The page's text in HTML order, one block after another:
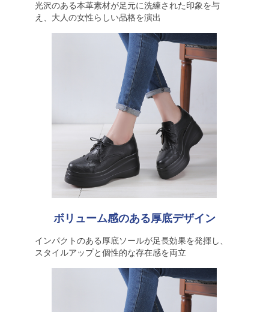
光沢のある本革素材が足元に洗練された印象を与
え、大人の女性らしい品格を演出
ボリューム感のある厚底デザイン
インパクトのある厚底ソールが足長効果を発揮し、
スタイルアップと個性的な存在感を両立